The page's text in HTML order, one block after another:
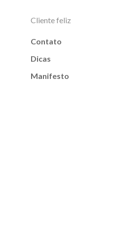
Cliente feliz
Contato
Dicas
Manifesto